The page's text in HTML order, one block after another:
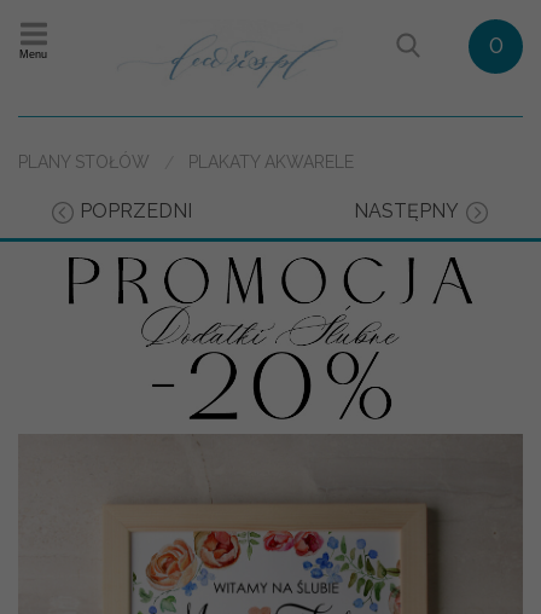
Menu 0
PLANY STOŁÓW PLAKATY AKWARELE
POPRZEDNI NASTĘPNY